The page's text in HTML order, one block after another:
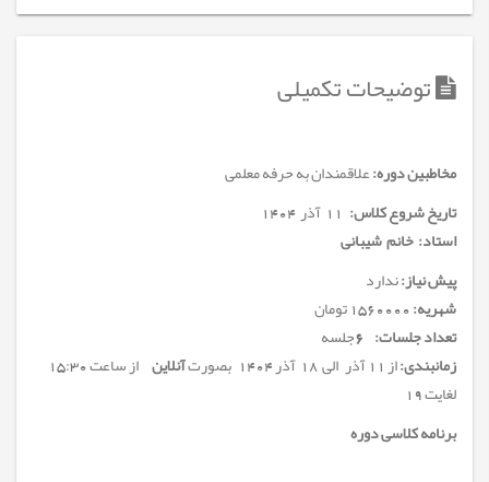
توضیحات تکمیلی
مخاطبین دوره:علاقمندان به حرفه معلمی
تاریخ شروع کلاس:
استاد: خانم شیبانی
پیش نیاز:ندارد
شهریه:
تعداد جلسات: 6
جلسه
زمانبندی:از 11 آذر الی 18 آذر 1404 بصورت آنلاین
لغایت 19
برنامه کلاسی دوره